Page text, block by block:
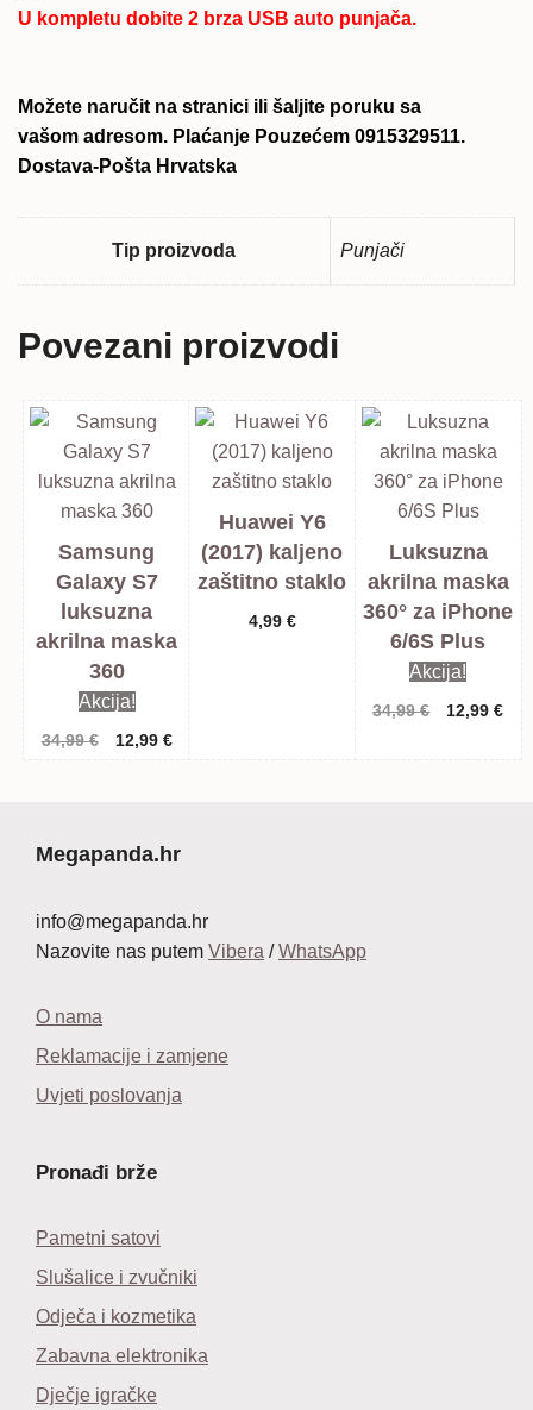
U kompletu dobite 2 brza USB auto punjača.
Možete naručit na stranici ili šaljite poruku sa
vašom adresom. Plaćanje Pouzećem 0915329511.
Dostava-Pošta Hrvatska
Tip proizvoda Punjači
Povezani proizvodi
Samsung
Galaxy S7
luksuzna
akrilna maska
360
Akcija!
34,99€
Izvorna
12,99 €Trenutna
Huawei Y6
(2017) kaljeno
zaštitno staklo
4,99 €
Luksuzna
akrilna maska
360° za iPhone
6/6S Plus
Akcija!
34,99€
Izvorna
12,99€
Megapanda.hr
info@megapanda.hr
Nazovite nas putem Vibera /WhatsApp
O nama
Reklamacije i zamjene
Uvjeti poslovanja
Pronađi brže
Pametni satovi
Slušalice i zvučniki
Odječa i kozmetika
Zabavna elektronika
Dječje igračke